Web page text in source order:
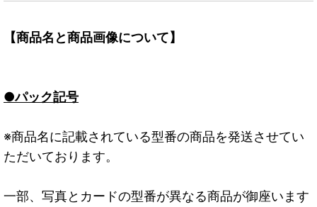
【商品名と商品画像について】
●パック記号
※商品名に記載されている型番の商品を発送させてい
ただいております。
一部、写真とカードの型番が異なる商品が御座います